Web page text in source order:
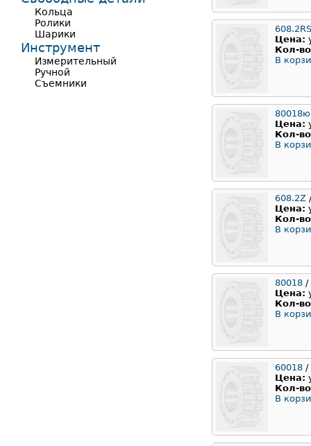
Цена:
Кол-
В
80018ю
Цена:
Кол-
В
608.2Z
Цена:
Кол-
В
80018 /
Цена:
Кол-
В
60018 /
Цена:
Кол-
В
Кольца
Ролики
Шарики
Инструмент
Измерительный
Ручной
Съемники